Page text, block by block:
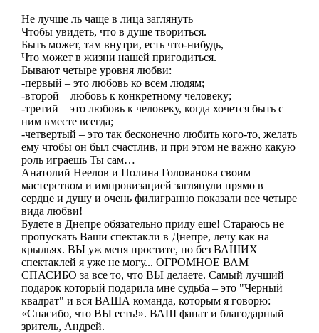
Не лучше ль чаще в лица заглянуть
Чтобы увидеть, что в душе твориться.
Быть может, там внутри, есть что-нибудь,
Что может в жизни нашей пригодиться.
Бывают четыре уровня любви:
-первый – это любовь ко всем людям;
-второй – любовь к конкретному человеку;
-третий – это любовь к человеку, когда хочется быть с
ним вместе всегда;
-четвертый – это так бесконечно любить кого-то, желать
ему чтобы он был счастлив, и при этом не важно какую
роль играешь Ты сам…
Анатолий Неелов и Полина Голованова своим
мастерством и импровизацией заглянули прямо в
сердце и душу и очень филигранно показали все четыре
вида любви!
Будете в Днепре обязательно приду еще! Стараюсь не
пропускать Ваши спектакли в Днепре, лечу как на
крыльях. ВЫ уж меня простите, но без ВАШИХ
спектаклей я уже не могу... ОГРОМНОЕ ВАМ
СПАСИБО за все то, что ВЫ делаете. Самый лучший
подарок который подарила мне судьба – это "Черный
квадрат" и вся ВАША команда, которым я говорю:
«Спасибо, что ВЫ есть!». ВАШ фанат и благодарный
зритель, Андрей.